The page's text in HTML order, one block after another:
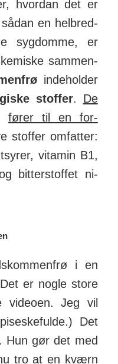
hvordan det er
en hel­bred­
syg­domme, er
sam­men­
inde­holder
stoffer. De
fører til en for­
stoffer om­fatter:
vitamin B1,
bit­ter­stoffet ni­
i en
er nogle store
videoen. Jeg vil
Det
Hun gør det med
tro at en kværn